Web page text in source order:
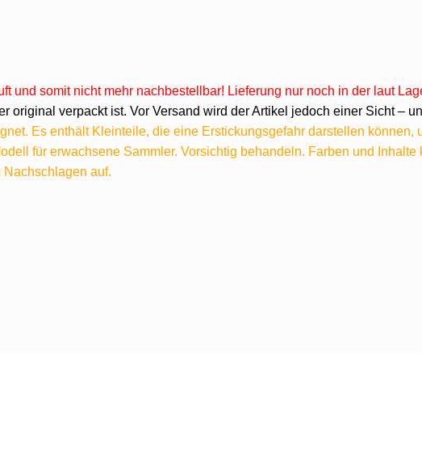
und somit nicht mehr nachbestellbar! Lieferung nur noch in der laut
original verpackt ist. Vor Versand wird der Artikel jedoch einer Sicht –
Es enthält Kleinteile, die eine Erstickungsgefahr darstellen
für erwachsene Sammler. Vorsichtig behandeln. Farben und
auf.